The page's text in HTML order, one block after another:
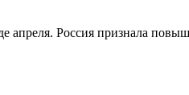
Россия признала